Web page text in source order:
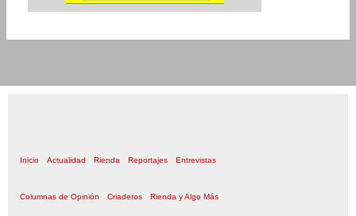
Inicio Actualidad Rienda Reportajes Entrevistas
Columnas de Opinión Criaderos Rienda y Algo Más